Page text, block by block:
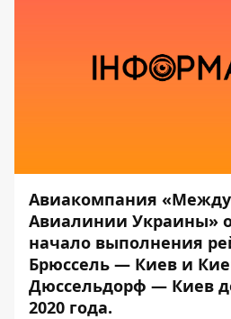
Авиакомпания
Авиалинии Украины»
начало выполнения
Брюссель — Киев и
Дюссельдорф — Киев
2020 года.